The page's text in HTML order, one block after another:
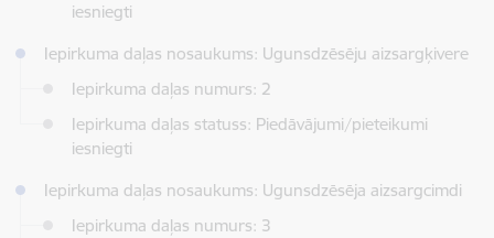
iesniegti
Iepirkuma daļas nosaukums: Ugunsdzēsēju aizsargķivere
Iepirkuma daļas numurs: 2
Iepirkuma daļas statuss: Piedāvājumi/pieteikumi
iesniegti
Iepirkuma daļas nosaukums: Ugunsdzēsēja aizsargcimdi
Iepirkuma daļas numurs: 3